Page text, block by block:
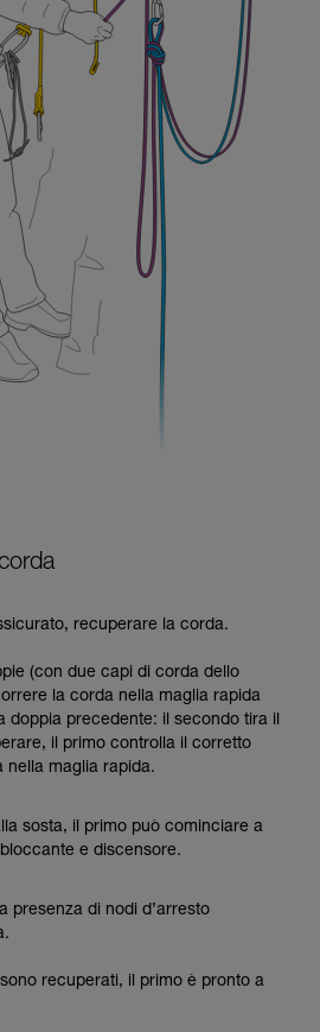
recuperare la corda.
(con due capi di corda dello
la corda nella maglia rapida
doppia precedente: il secondo tira il
il primo controlla il corretto
nella maglia rapida.
sosta, il primo può cominciare a
e discensore.
presenza di nodi d’arresto
recuperati, il primo è pronto a